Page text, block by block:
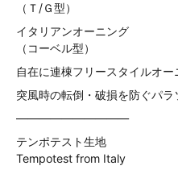
（Ｔ/Ｇ型）
イタリアンオーニング
（コーベル型）
自在に連棟フリースタイルオー
突風時の転倒・破損を防ぐパラ
——————————
テンポテスト生地
Tempotest from Italy